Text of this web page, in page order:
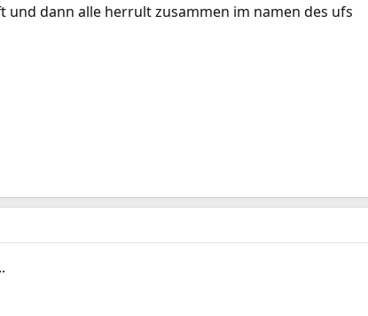
dann alle herrult zusammen im namen des ufs